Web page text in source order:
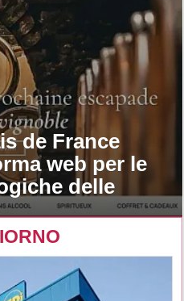
de France
web per le
delle